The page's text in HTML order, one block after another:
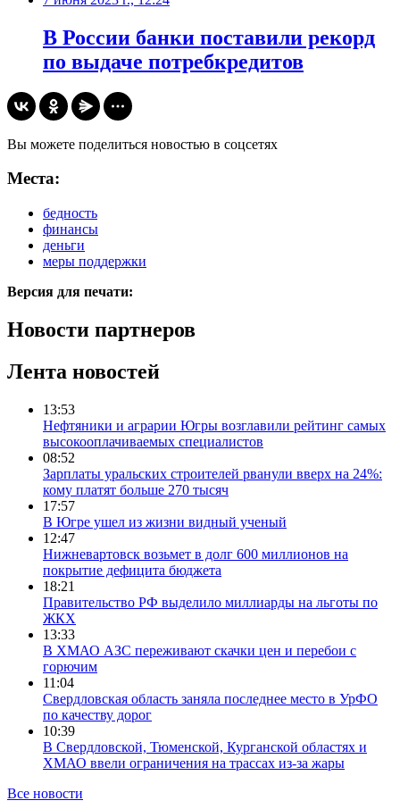
В России банки поставили рекорд
по выдаче потребкредитов
Вы можете поделиться новостью в соцсетях
Места:
бедность
финансы
деньги
меры поддержки
Версия для печати:
Новости партнеров
Лента новостей
13:53
Нефтяники и аграрии Югры возглавили рейтинг самых
высокооплачиваемых специалистов
08:52
Зарплаты уральских строителей рванули вверх на 24%:
кому платят больше 270 тысяч
17:57
В Югре ушел из жизни видный ученый
12:47
Нижневартовск возьмет в долг 600 миллионов на
покрытие дефицита бюджета
18:21
Правительство РФ выделило миллиарды на льготы по
ЖКХ
13:33
В ХМАО АЗС переживают скачки цен и перебои с
горючим
11:04
Свердловская область заняла последнее место в УрФО
по качеству дорог
10:39
В Свердловской, Тюменской, Курганской областях и
ХМАО ввели ограничения на трассах из-за жары
Все новости